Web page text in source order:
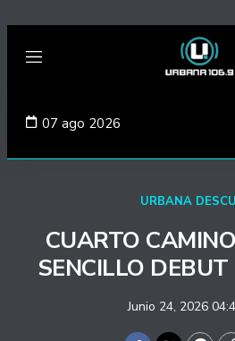
Menú
07 ago 2026
URBANA
CUARTO
SENCILLO DEBUT
Junio 24, 2026